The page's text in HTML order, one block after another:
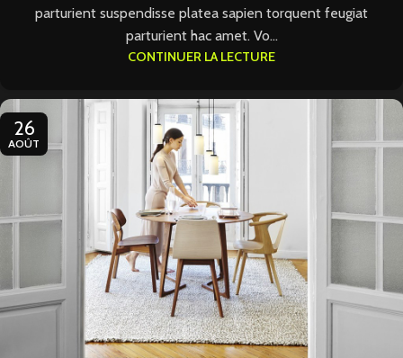
parturient suspendisse platea sapien torquent feugiat
parturient hac amet. Vo...
CONTINUER LA LECTURE
26
AOÛT